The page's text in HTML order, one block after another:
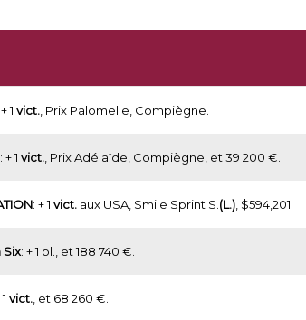
1vict. , Prix Palomelle, Compiègne.
+ 1vict. , Prix Adélaïde, Compiègne, et 39 200 €.
: + 1vict. aux USA, Smile Sprint S. (L.) , $594,201.
Six: + 1 pl., et 188 740 €.
1vict. , et 68 260 €.